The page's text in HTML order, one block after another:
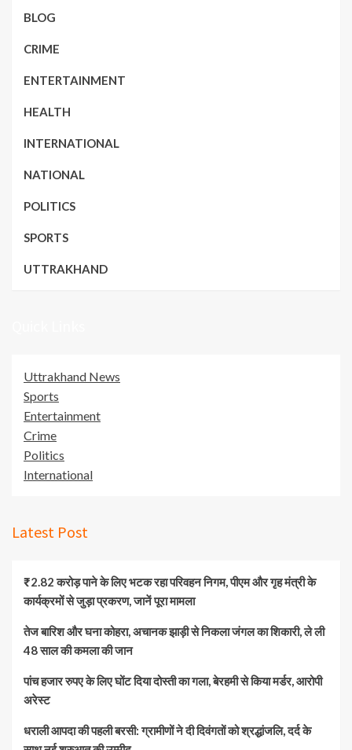
BLOG
CRIME
ENTERTAINMENT
HEALTH
INTERNATIONAL
NATIONAL
POLITICS
SPORTS
UTTRAKHAND
Uttrakhand News
Sports
Entertainment
Crime
Politics
International
Latest Post
₹2.82 करोड़ पाने के लिए भटक रहा परिवहन निगम, पीएम और गृह मंत्री के
कार्यक्रमों से जुड़ा प्रकरण, जानें पूरा मामला
तेज बारिश और घना कोहरा, अचानक झाड़ी से निकला जंगल का शिकारी, ले ली
48 साल की कमला की जान
पांच हजार रुपए के लिए घोंट दिया दोस्ती का गला, बेरहमी से किया मर्डर, आरोपी
अरेस्ट
धराली आपदा की पहली बरसी: ग्रामीणों ने दी दिवंगतों को श्रद्धांजलि, दर्द के